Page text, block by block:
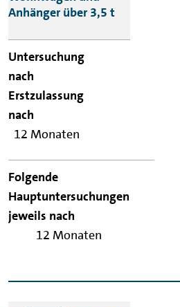
Anhänger über 3,5 t
12 Monaten
12 Monaten